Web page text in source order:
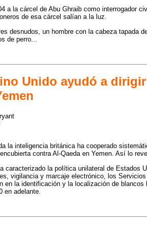
a la cárcel de Abu Ghraib como interrogador
de esa cárcel salían a la luz.
desnudos, un hombre con la cabeza tapada
de perro...
Unido ayudó a
la inteligencia británica ha cooperado
contra Al-Qaeda en Yemen. Así lo
caracterizado la política unilateral de Estados
vigilancia y marcaje electrónico, los
en la identificación y la localización de
en adelante.